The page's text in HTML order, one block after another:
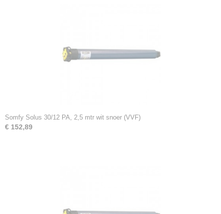
Somfy Solus 30/12 PA, 2,5 mtr wit snoer (VVF)
€ 152,89